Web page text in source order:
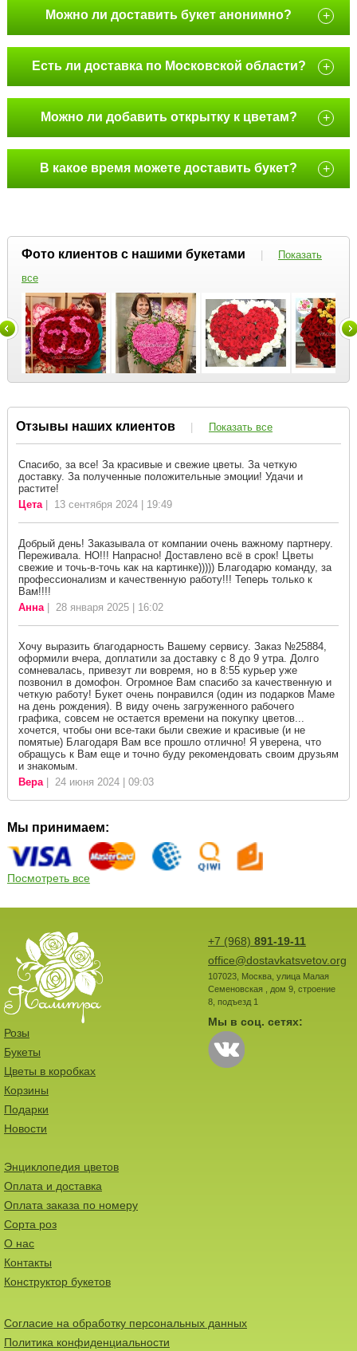
Можно ли доставить букет анонимно? +
Есть ли доставка по Московской области? +
Можно ли добавить открытку к цветам? +
В какое время можете доставить букет? +
Фото клиентов с нашими букетами |
Показать
все
Отзывы наших клиентов | Показать все
Спасибо, за все! За красивые и свежие цветы. За четкую
доставку. За полученные положительные эмоции! Удачи и
растите!
Цета| 13 сентября 2024 | 19:49
Добрый день! Заказывала от компании очень важному партнеру.
Переживала. НО!!! Напрасно! Доставлено всё в срок! Цветы
свежие и точь-в-точь как на картинке))))) Благодарю команду, за
профессионализм и качественную работу!!! Теперь только к
Вам!!!!
Анна| 28 января 2025 | 16:02
Хочу выразить благодарность Вашему сервису. Заказ №25884,
оформили вчера, доплатили за доставку с 8 до 9 утра. Долго
сомневалась, привезут ли вовремя, но в 8:55 курьер уже
позвонил в домофон. Огромное Вам спасибо за качественную и
четкую работу! Букет очень понравился (один из подарков Маме
на день рождения). В виду очень загруженного рабочего
графика, совсем не остается времени на покупку цветов...
хочется, чтобы они все-таки были свежие и красивые (и не
помятые) Благодаря Вам все прошло отлично! Я уверена, что
обращусь к Вам еще и точно буду рекомендовать своим друзьям
и знакомым.
Вера| 24 июня 2024 | 09:03
Мы принимаем:
Посмотреть все
+7 (968) 891-19-11
office@dostavkatsvetov.org
107023, Москва, улица Малая
Семеновская , дом 9, строение
8, подъезд 1
Мы в соц. сетях:
Розы
Букеты
Цветы в коробках
Корзины
Подарки
Новости
Энциклопедия цветов
Оплата и доставка
Оплата заказа по номеру
Сорта роз
О нас
Контакты
Конструктор букетов
Согласие на обработку персональных данных
Политика конфиденциальности